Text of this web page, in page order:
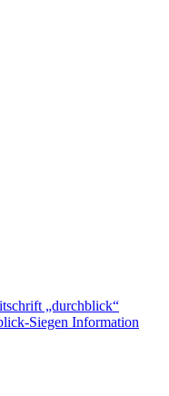
„durchblick“
Siegen Information